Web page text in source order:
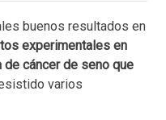
buenos resultados en
experimentales en
cáncer de seno que
varios